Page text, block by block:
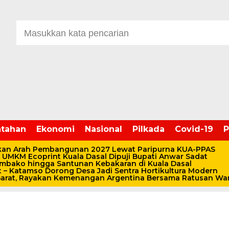
Ekonomi Nasional Pilkada Covid-19
Arah Pembangunan 2027 Lewat Paripurna KUA-PPAS
Ecoprint Kuala Dasal Dipuji Bupati Anwar Sadat
hingga Santunan Kebakaran di Kuala Dasal
Katamso Dorong Desa Jadi Sentra Hortikultura Modern
Rayakan Kemenangan Argentina Bersama Ratusan
ke 59, DPRD
Istimewa